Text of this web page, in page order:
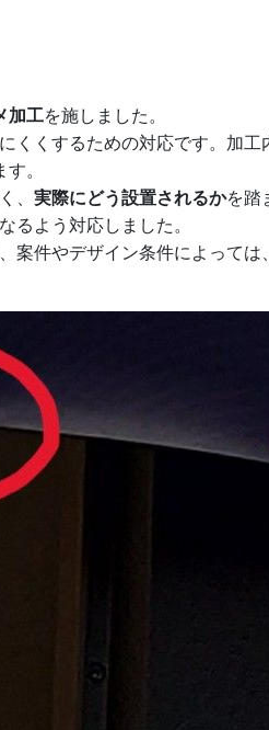
加工を施しました。
くするための対応です。加工
。
、 実際にどう設置されるかを踏
よう対応しました。
件やデザイン条件によっては、